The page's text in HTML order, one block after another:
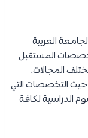
العربية
المستقبل
المجالات.
التخصصات التي
الدراسية لكافة